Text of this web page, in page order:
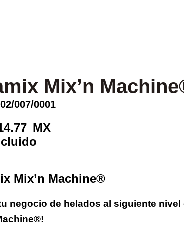
Mix’n
007/0001
Mix’n Machine®
negocio de helados al siguiente nivel